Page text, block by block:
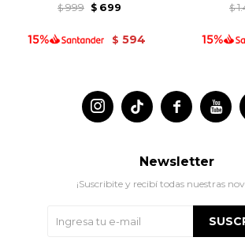
$ 999 $ 699
$ 594
$
 

Newsletter
¡Suscribite y recibí todas nuestras